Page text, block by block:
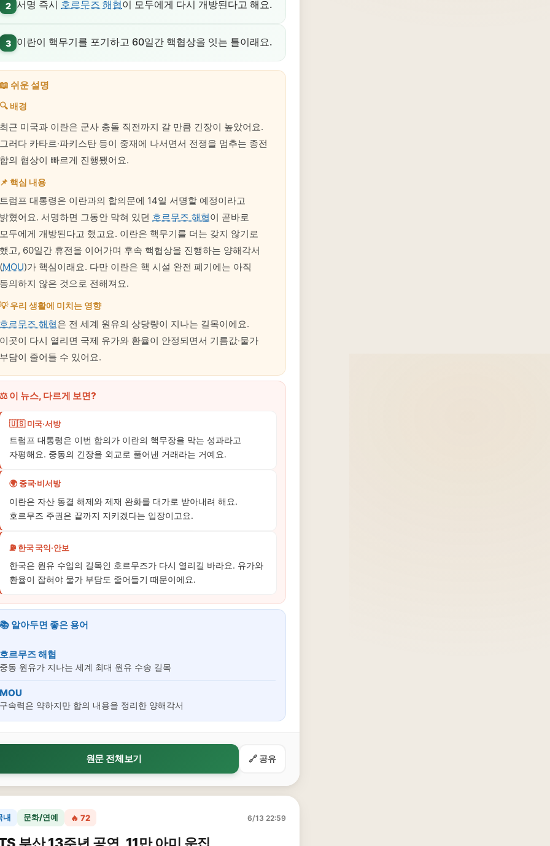
2 서명 즉시 호르무즈 해협이 모두에게 다시 개방된다고 해요.
3 이란이 핵무기를 포기하고 60일간 핵협상을 잇는 틀이래요.
📖 쉬운 설명
🔍 배경
최근 미국과 이란은 군사 충돌 직전까지 갈 만큼 긴장이 높았어요.
그러다 카타르·파키스탄 등이 중재에 나서면서 전쟁을 멈추는 종전
합의 협상이 빠르게 진행됐어요.
📌 핵심 내용
트럼프 대통령은 이란과의 합의문에 14일 서명할 예정이라고
밝혔어요. 서명하면 그동안 막혀 있던 호르무즈 해협이 곧바로
모두에게 개방된다고 했고요. 이란은 핵무기를 더는 갖지 않기로
했고, 60일간 휴전을 이어가며 후속 핵협상을 진행하는 양해각서
(MOU)가 핵심이래요. 다만 이란은 핵 시설 완전 폐기에는 아직
동의하지 않은 것으로 전해져요.
💡 우리 생활에 미치는 영향
호르무즈 해협은 전 세계 원유의 상당량이 지나는 길목이에요.
이곳이 다시 열리면 국제 유가와 환율이 안정되면서 기름값·물가
부담이 줄어들 수 있어요.
⚖️ 이 뉴스, 다르게 보면?
🇺🇸 미국·서방
트럼프 대통령은 이번 합의가 이란의 핵무장을 막는 성과라고
자평해요. 중동의 긴장을 외교로 풀어낸 거래라는 거예요.
🌍 중국·비서방
이란은 자산 동결 해제와 제재 완화를 대가로 받아내려 해요.
호르무즈 주권은 끝까지 지키겠다는 입장이고요.
⛽ 한국 국익·안보
한국은 원유 수입의 길목인 호르무즈가 다시 열리길 바라요. 유가와
환율이 잡혀야 물가 부담도 줄어들기 때문이에요.
📚 알아두면 좋은 용어
호르무즈 해협
중동 원유가 지나는 세계 최대 원유 수송 길목
MOU
구속력은 약하지만 합의 내용을 정리한 양해각서
원문 전체보기 🔗 공유
내 문화/연예 🔥 72 6/13 22:59